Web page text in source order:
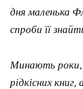
дня маленька
спроби її
Минають роки,
рідкісних